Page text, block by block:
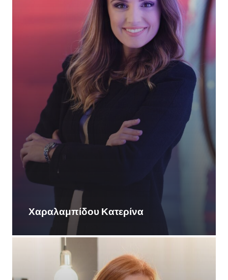
Χαραλαμπίδου Κατερίνα